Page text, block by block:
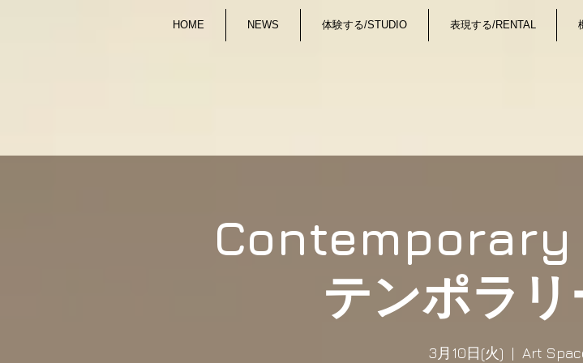
HOME NEWS 体験する/STUDIO 表現する/RENTAL
Contemporary
テンポラ
3月10日(火)
  |
Art